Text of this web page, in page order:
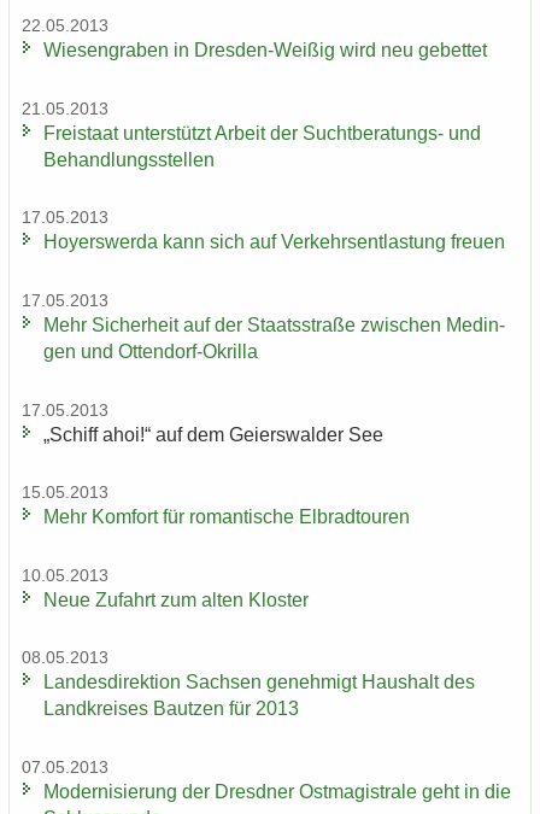
22.05.2013
Wie­sen­gra­ben in Dresden-​Weißig wird neu ge­bet­tet
21.05.2013
Frei­staat un­ter­stützt Ar­beit der Suchtberatungs-​ und
Be­hand­lungs­stel­len
17.05.2013
Ho­yers­wer­da kann sich auf Ver­kehrs­ent­las­tung freu­en
17.05.2013
Mehr Si­cher­heit auf der Staats­stra­ße zwi­schen Me­din­
gen und Ottendorf-​Okrilla
17.05.2013
„Schiff ahoi!“ auf dem Gei­ers­wal­der See
15.05.2013
Mehr Kom­fort für ro­man­ti­sche El­brad­tou­ren
10.05.2013
Neue Zu­fahrt zum alten Klos­ter
08.05.2013
Lan­des­di­rek­ti­on Sach­sen ge­neh­migt Haus­halt des
Land­krei­ses Baut­zen für 2013
07.05.2013
Mo­der­ni­sie­rung der Dresd­ner Ost­ma­gis­tra­le geht in die